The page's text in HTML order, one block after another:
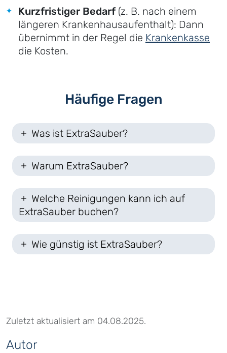
Kurzfristiger Bedarf(z. B. nach einem
längeren Krankenhausaufenthalt): Dann
übernimmt in der Regel die Krankenkasse
die Kosten.
Häufige Fragen
Was ist ExtraSauber?
Warum ExtraSauber?
Welche Reinigungen kann ich auf
ExtraSauber buchen?
Wie günstig ist ExtraSauber?
Zuletzt aktualisiert am 04.08.2025.
Autor